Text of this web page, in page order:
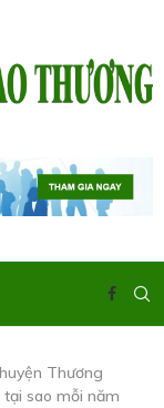
Thương
tại sao mỗi năm